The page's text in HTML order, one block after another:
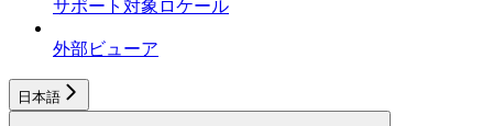
サポート対象ロケール
外部ビューア
日本語